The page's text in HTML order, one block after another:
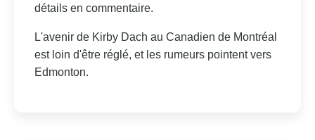
détails en commentaire.
L'avenir de Kirby Dach au Canadien de Montréal
est loin d'être réglé, et les rumeurs pointent vers
Edmonton.